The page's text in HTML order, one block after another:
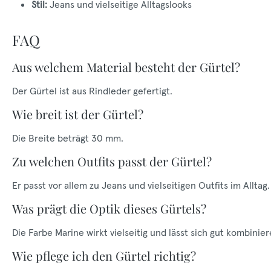
Stil: Jeans und vielseitige Alltagslooks
FAQ
Aus welchem Material besteht der Gürtel?
Der Gürtel ist aus Rindleder gefertigt.
Wie breit ist der Gürtel?
Die Breite beträgt 30 mm.
Zu welchen Outfits passt der Gürtel?
Er passt vor allem zu Jeans und vielseitigen Outfits im Alltag.
Was prägt die Optik dieses Gürtels?
Die Farbe Marine wirkt vielseitig und lässt sich gut
Wie pflege ich den Gürtel richtig?